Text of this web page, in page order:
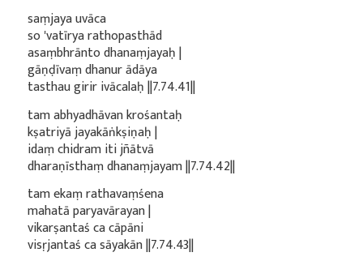
saṃjaya uvāca
so 'vatīrya rathopasthād
asaṃbhrānto dhanaṃjayaḥ |
gāṇḍīvaṃ dhanur ādāya
tasthau girir ivācalaḥ ||7.74.41||
tam abhyadhāvan krośantaḥ
kṣatriyā jayakāṅkṣiṇaḥ |
idaṃ chidram iti jñātvā
dharaṇīsthaṃ dhanaṃjayam ||7.74.42||
tam ekaṃ rathavaṃśena
mahatā paryavārayan |
vikarṣantaś ca cāpāni
visṛjantaś ca sāyakān ||7.74.43||